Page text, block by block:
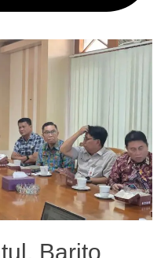
Barito